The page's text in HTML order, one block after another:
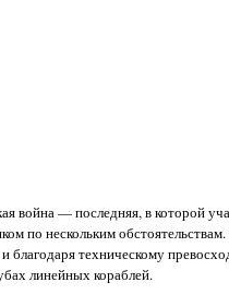
война — последняя, в которой
по нескольким
техническому
линейных кораблей.